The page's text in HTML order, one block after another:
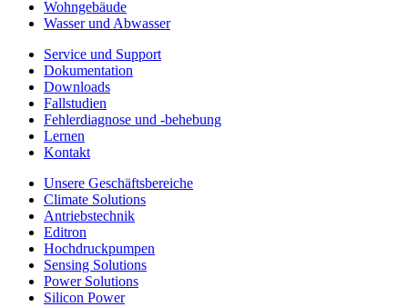
Wohngebäude
Wasser und Abwasser
Service und Support
Dokumentation
Downloads
Fallstudien
Fehlerdiagnose und -behebung
Lernen
Kontakt
Unsere Geschäftsbereiche
Climate Solutions
Antriebstechnik
Editron
Hochdruckpumpen
Sensing Solutions
Power Solutions
Silicon Power